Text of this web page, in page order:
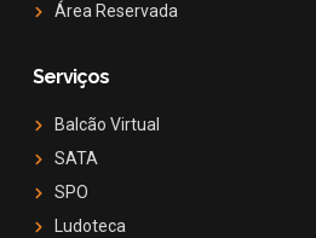
Área Reservada
Serviços
Balcão Virtual
SATA
SPO
Ludoteca